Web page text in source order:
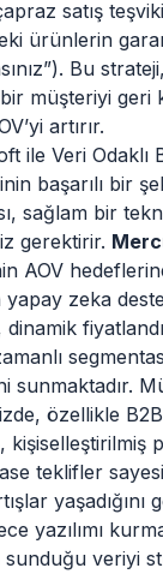
satış
ürünlerin
Bu
müşteriyi geri
artırır.
ile Veri Odaklı
başarılı bir
sağlam bir
gerektirir.
AOV
yapay zeka
dinamik
sunmaktadır.
özellikle
kişiselleştirilmiş
teklifler
yaşadığını
yazılımı
sunduğu veriyi